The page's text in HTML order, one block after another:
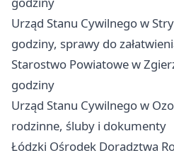
Urząd Stanu Cywilnego w
godziny, sprawy do
Starostwo Powiatowe w
godziny
Urząd Stanu Cywilnego w
rodzinne, śluby i dokumenty
Łódzki Ośrodek Doradztwa